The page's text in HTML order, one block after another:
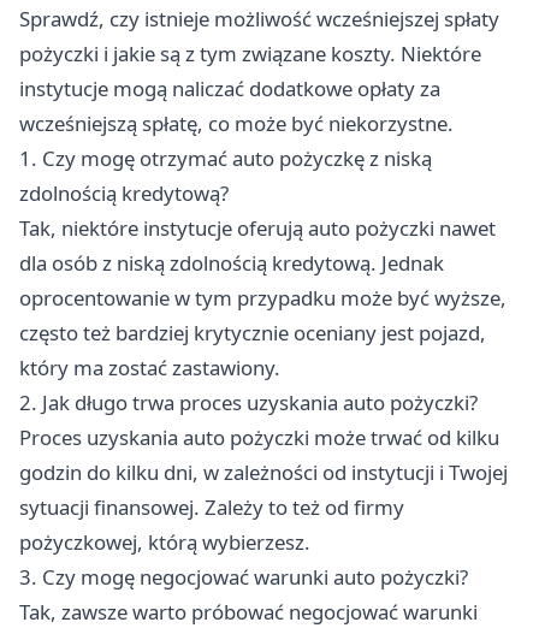
Sprawdź, czy istnieje możliwość wcześniejszej spłaty
pożyczki i jakie są z tym związane koszty. Niektóre
instytucje mogą naliczać dodatkowe opłaty za
wcześniejszą spłatę, co może być niekorzystne.
1. Czy mogę otrzymać auto pożyczkę z niską
zdolnością kredytową?
Tak, niektóre instytucje oferują auto pożyczki nawet
dla osób z niską zdolnością kredytową. Jednak
oprocentowanie w tym przypadku może być wyższe,
często też bardziej krytycznie oceniany jest pojazd,
który ma zostać zastawiony.
2. Jak długo trwa proces uzyskania auto pożyczki?
Proces uzyskania auto pożyczki może trwać od kilku
godzin do kilku dni, w zależności od instytucji i Twojej
sytuacji finansowej. Zależy to też od firmy
pożyczkowej, którą wybierzesz.
3. Czy mogę negocjować warunki auto pożyczki?
Tak, zawsze warto próbować negocjować warunki